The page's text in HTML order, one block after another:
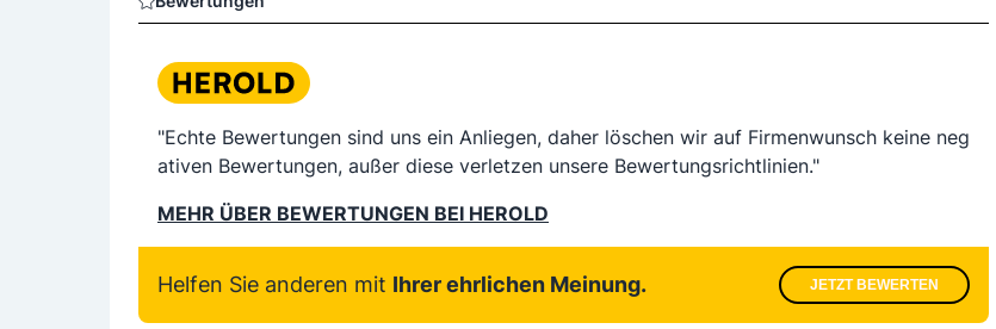
"Echte Bewertungen sind uns ein Anliegen, daher löschen wir auf Firmenwunsch keine neg
ativen Bewertungen, außer diese verletzen unsere Bewertungsrichtlinien."
MEHR ÜBER BEWERTUNGEN BEI HEROLD
Helfen Sie anderen mit Ihrer ehrlichen Meinung. JETZT BEWERTEN